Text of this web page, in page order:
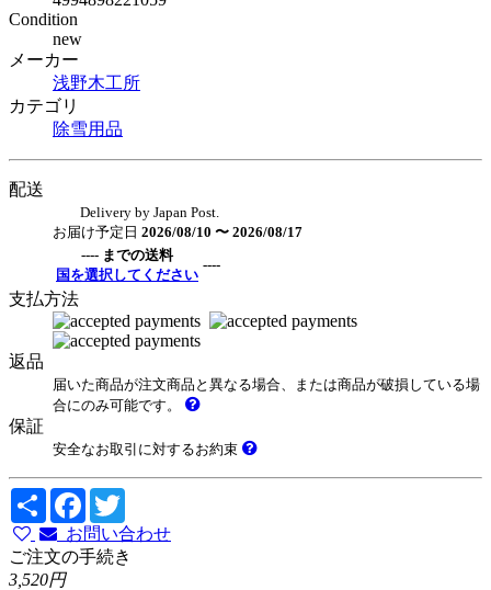
Condition
new
メーカー
浅野木工所
カテゴリ
除雪用品
配送
Delivery by Japan Post.
お届け予定日 2026/08/10 〜 2026/08/17
---- までの送料
国を選択してください
----
支払方法
返品
届いた商品が注文商品と異なる場合、または商品が破損している場
合にのみ可能です。
保証
安全なお取引に対するお約束
Share Facebook
お問い合わせ
ご注文の手続き
3,520円